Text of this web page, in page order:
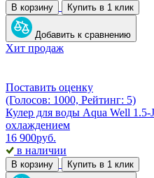
В корзину Купить в 1 клик
Добавить к сравнению
Хит продаж
Поставить оценку
(Голосов: 1000, Рейтинг: 5)
Кулер для воды Aqua Well
охлаждением
16 900руб.
в наличии
В корзину Купить в 1 клик